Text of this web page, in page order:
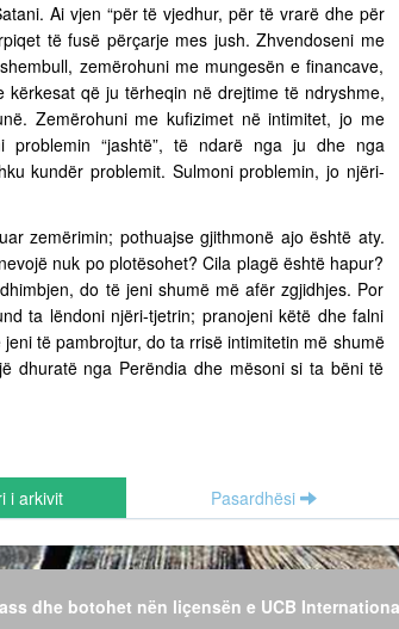
Ai vjen “për të vjedhur, për të vrarë dhe për
të fusë përçarje mes jush. Zhvendoseni me
zemërohuni me mungesën e financave,
që ju tërheqin në drejtime të ndryshme,
Zemërohuni me kufizimet në intimitet, jo me
problemin “jashtë”, të ndarë nga ju dhe nga
kundër problemit. Sulmoni problemin, jo njëri-
zemërimin; pothuajse gjithmonë ajo është aty.
nuk po plotësohet? Cila plagë është hapur?
do të jeni shumë më afër zgjidhjes. Por
ta lëndoni njëri-tjetrin; pranojeni këtë dhe falni
të pambrojtur, do ta rrisë intimitetin më shumë
dhuratë nga Perëndia dhe mësoni si ta bëni të
i arkivit Pasardhësi
dhe botohet nën liçensën e UCB